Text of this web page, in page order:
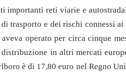
reti viarie e
trasporto e dei rischi connessi
operato per circa cinque
in altri mercati
è di 17,80 euro nel Regno